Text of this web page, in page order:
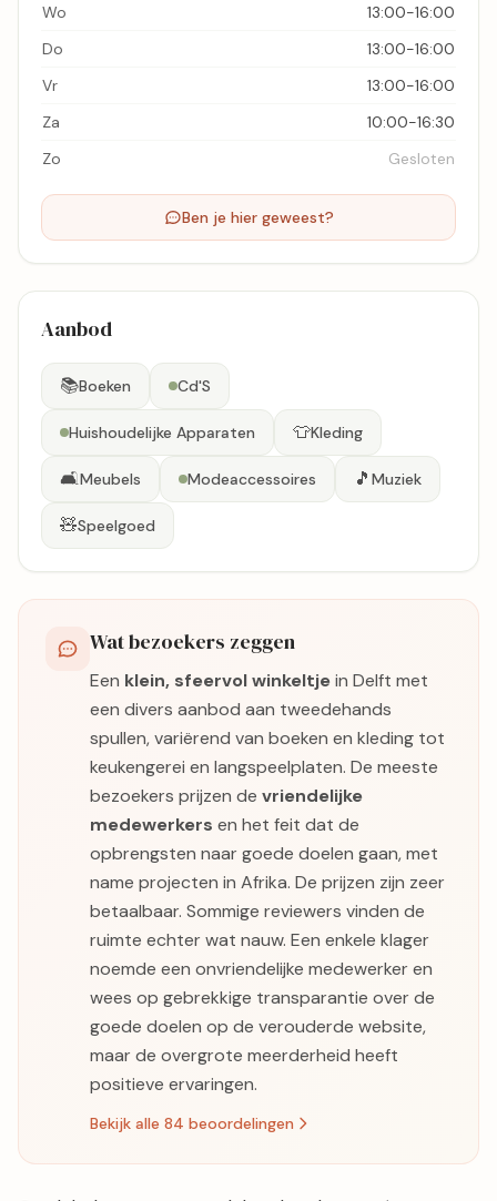
Wo
13:00-16:00
Do
13:00-16:00
Vr
13:00-16:00
Za
10:00-16:30
Zo
Gesloten
Ben je hier geweest?
Aanbod
📚Boeken Cd'S
Huishoudelijke Apparaten 👕Kleding
🛋️Meubels Modeaccessoires 🎵 Muziek
🧸Speelgoed
Wat bezoekers zeggen
Een klein, sfeervol winkeltjein Delft met
een divers aanbod aan tweedehands
spullen, variërend van boeken en kleding tot
keukengerei en langspeelplaten. De meeste
bezoekers prijzen de vriendelijke
medewerkers en het feit dat de
opbrengsten naar goede doelen gaan, met
name projecten in Afrika. De prijzen zijn zeer
betaalbaar. Sommige reviewers vinden de
ruimte echter wat nauw. Een enkele klager
noemde een onvriendelijke medewerker en
wees op gebrekkige transparantie over de
goede doelen op de verouderde website,
maar de overgrote meerderheid heeft
positieve ervaringen.
Bekijk alle 84 beoordelingen